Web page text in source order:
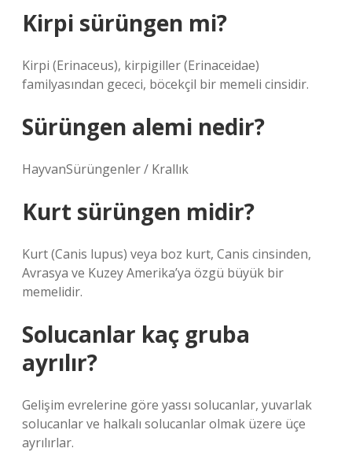
Kirpi sürüngen mi?
Kirpi (Erinaceus), kirpigiller (Erinaceidae)
familyasından gececi, böcekçil bir memeli cinsidir.
Sürüngen alemi nedir?
HayvanSürüngenler / Krallık
Kurt sürüngen midir?
Kurt (Canis lupus) veya boz kurt, Canis cinsinden,
Avrasya ve Kuzey Amerika’ya özgü büyük bir
memelidir.
Solucanlar kaç gruba
ayrılır?
Gelişim evrelerine göre yassı solucanlar, yuvarlak
solucanlar ve halkalı solucanlar olmak üzere üçe
ayrılırlar.